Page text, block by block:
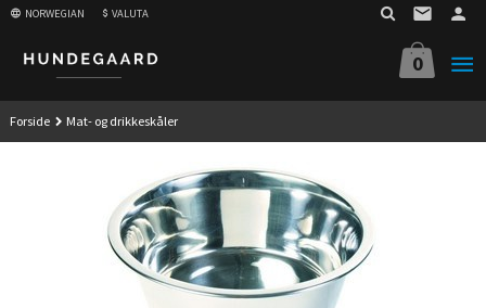
Gå
innholdet
NORWEGIAN VALUTA
0
Forside Mat- og drikkeskåler